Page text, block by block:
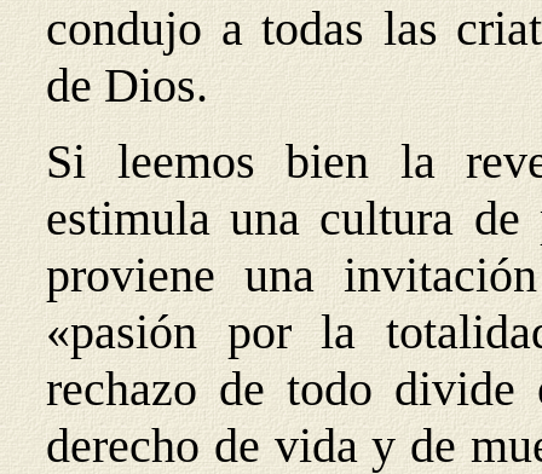
condujo a todas las
de Dios.
Si leemos bien la
estimula una cultura
proviene una
«pasión por la
rechazo de todo
derecho de vida y de